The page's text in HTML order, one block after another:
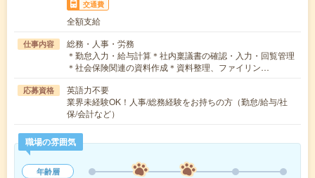
交通費
全額支給
仕事内容
総務・人事・労務
＊勤怠入力・給与計算＊社内稟議書の確認・入力・回覧管理
＊社会保険関連の資料作成＊資料整理、ファイリン…
応募資格
英語力不要
業界未経験OK！人事/総務経験をお持ちの方（勤怠/給与/社
保/会計など）
職場の雰囲気
年齢層